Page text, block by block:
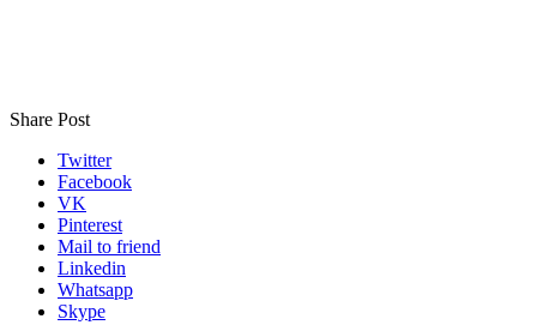
Share Post
Twitter
Facebook
VK
Pinterest
Mail to friend
Linkedin
Whatsapp
Skype